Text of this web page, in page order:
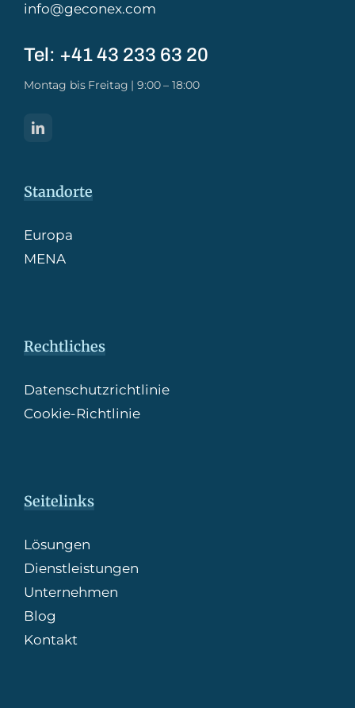
info@geconex.com
Tel: +41 43 233 63 20​
Montag bis Freitag | 9:00 – 18:00
Standorte
Europa
MENA
Rechtliches
Datenschutzrichtlinie
Cookie-Richtlinie
Seitelinks
Lösungen
Dienstleistungen
Unternehmen
Blog
Kontakt